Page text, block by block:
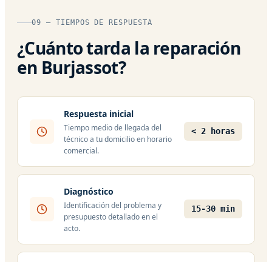
09 — TIEMPOS DE RESPUESTA
¿Cuánto tarda la reparación
en Burjassot?
Respuesta inicial
Tiempo medio de llegada del
técnico a tu domicilio en horario
comercial.
< 2 horas
Diagnóstico
Identificación del problema y
presupuesto detallado en el
acto.
15-30 min